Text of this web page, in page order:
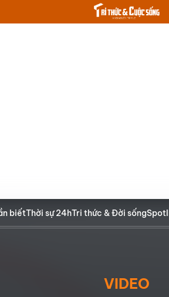
biếtThời sự 24hTri thức & Đời sống
VIDEO